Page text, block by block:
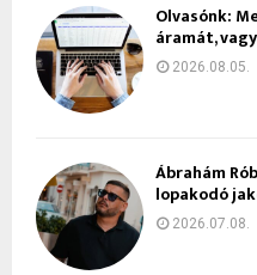
Olvasónk:
áramát,
2026.08.05.
Ábrahám
lopakodó
2026.07.08.